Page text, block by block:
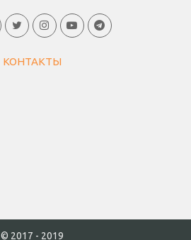
КОНТАКТЫ
© 2017 - 2019